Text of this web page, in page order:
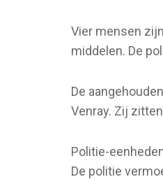
Vier mensen
middelen. De
De
Venray. Zij
Politie-
De politie